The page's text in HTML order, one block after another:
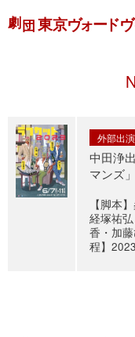
外部出演
中田浄
マンズ」
【脚本
経塚祐
香・加
程】